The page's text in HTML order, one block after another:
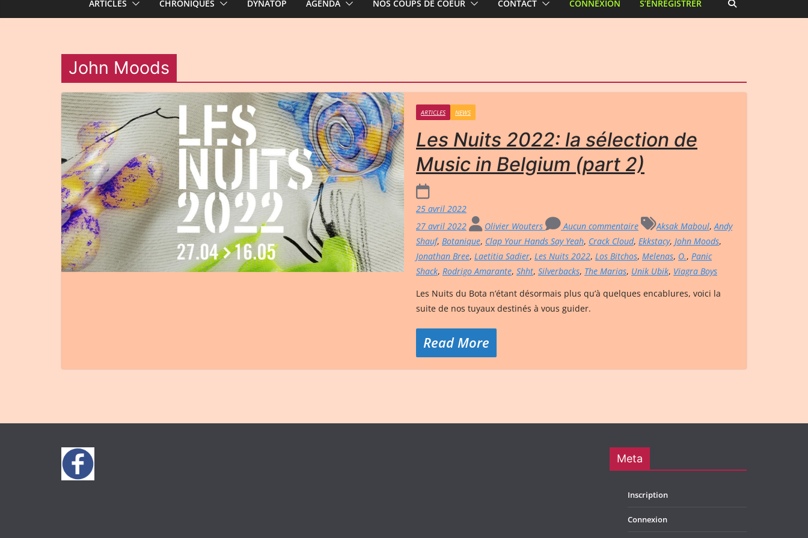
ARTICLES CHRONIQUES DYNATOP AGENDA NOS COUPS DE COEUR CONTACT CONNEXION S’ENREGISTRER
John Moods
ARTICLES NEWS
Les Nuits 2022: la sélection de
Music in Belgium (part 2)
25 avril 2022
27 avril 2022
Olivier Wouters Aucun commentaire Aksak Maboul,Andy
Shauf, Botanique, Clap Your Hands Say Yeah, Crack Cloud, Ekkstacy, John Moods,
Jonathan Bree, Laetitia Sadier, Les Nuits 2022, Los Bitchos, Melenas, O., Panic
Shack, Rodrigo Amarante, Shht, Silverbacks, The Marias, Unik Ubik, Viagra Boys
Les Nuits du Bota n’étant désormais plus qu’à quelques encablures, voici la
suite de nos tuyaux destinés à vous guider.
Read More
Meta
Inscription
Connexion